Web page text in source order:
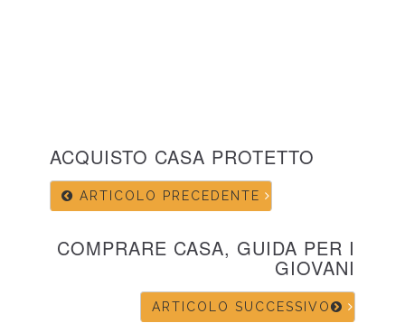
ACQUISTO CASA PROTETTO
ARTICOLO PRECEDENTE
COMPRARE CASA, GUIDA PER I
GIOVANI
ARTICOLO SUCCESSIVO